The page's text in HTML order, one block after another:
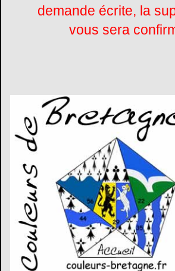
demande écrite, la
vous sera